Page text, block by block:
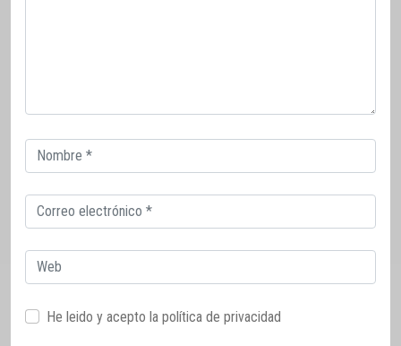
Correo
electrónico
Correo
electrónico
Web
He leido y acepto la política de privacidad